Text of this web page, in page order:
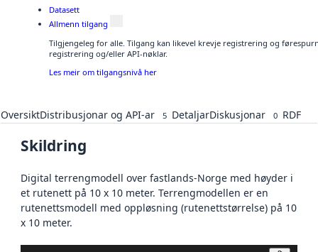
Datasett
Allmenn tilgang
Tilgjengeleg for alle. Tilgang kan likevel krevje registrering og
registrering og/eller API-nøklar.
Les meir om tilgangsnivå her
OversiktDistribusjonar og API-ar 5 DetaljarDiskusjonar 0 RDF
Skildring
Digital terrengmodell over fastlands-Norge med høyder i
et rutenett på 10 x 10 meter. Terrengmodellen er en
rutenettsmodell med oppløsning (rutenettstørrelse) på 10
x 10 meter.